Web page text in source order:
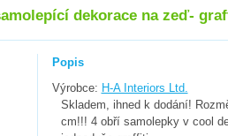
dekorace na zeď-
Popis
Výrobce: H-A Interiors Ltd.
Skladem, ihned k dodání!
cm!!! 4 obří samolepky v cool